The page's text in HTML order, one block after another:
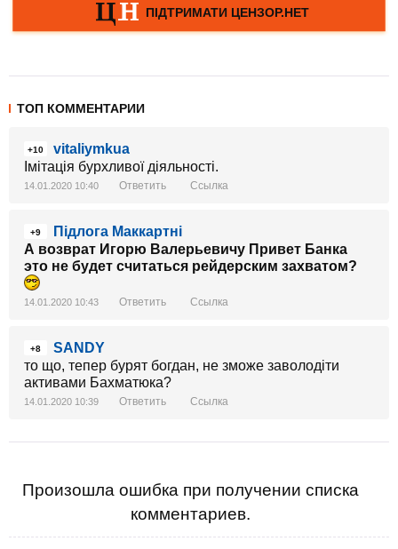
ТОП КОММЕНТАРИИ
+10
vitaliymkua
Імітація бурхливої діяльності.
14.01.2020 10:40 Ответить Ссылка
+9
Підлога Маккартні
А возврат Игорю Валерьевичу Привет Банка
это не будет считаться рейдерским захватом?
14.01.2020 10:43 Ответить Ссылка
+8
SANDY
то що, тепер бурят богдан, не зможе заволодіти
активами Бахматюка?
14.01.2020 10:39 Ответить Ссылка
Произошла ошибка при получении списка
комментариев.